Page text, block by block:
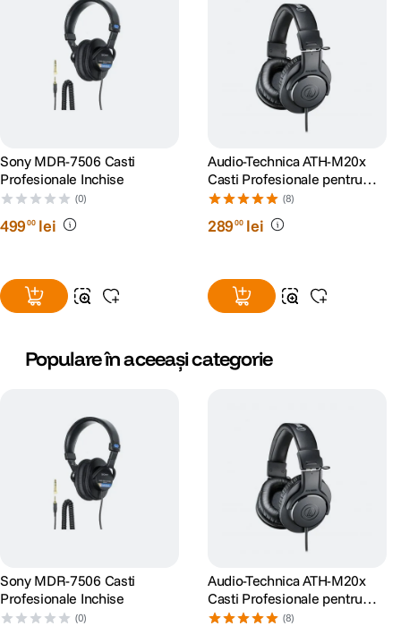
Sony MDR-7506 Casti
Profesionale Inchise
(0)
49900 lei
Audio-Technica ATH-M20x
Casti Profesionale pentru
Studio
(8)
28900 lei
Populare în aceeași categorie
Sony MDR-7506 Casti
Profesionale Inchise
(0)
Audio-Technica ATH-M20x
Casti Profesionale pentru
Studio
(8)